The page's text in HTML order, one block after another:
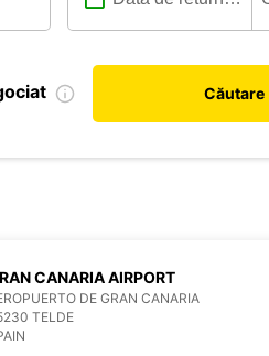
Căutare
CANARIA AIRPORT
DE GRAN CANARIA
TELDE